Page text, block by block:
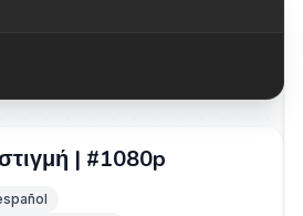
| #1080p